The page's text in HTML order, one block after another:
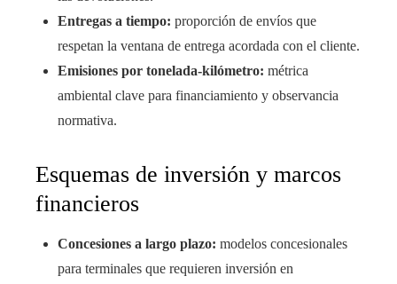
Entregas a tiempo: proporción de envíos que
respetan la ventana de entrega acordada con el cliente.
Emisiones por tonelada-kilómetro: métrica
ambiental clave para financiamiento y observancia
normativa.
Esquemas de inversión y marcos
financieros
Concesiones a largo plazo: modelos concesionales
para terminales que requieren inversión en